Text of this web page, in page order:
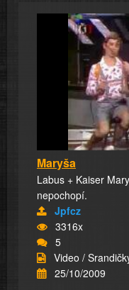
Maryša
Labus + Kaiser
nepochopí.
Jpfcz
3316x
5
Video /
25/10/2009